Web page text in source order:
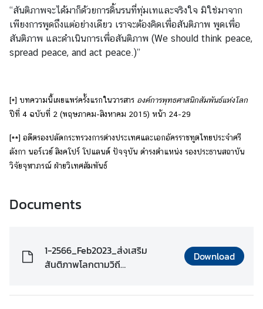
“สันติภาพจะได้มาก็ด้วยการดิ้นรนที่ทุ่มเทและจริงใจ มิใช่มาจาก
เพียงการพูดถึงแต่อย่างเดียว เราจะต้องคิดเพื่อสันติภาพ พูดเพื่อ
สันติภาพ และดำเนินการเพื่อสันติภาพ (We should think peace,
spread peace, and act peace.)”
[*] บทความนี้เผยแพร่ครั้งแรกในวารสาร องค์การพุทธศาสนิกสัมพันธ์แห่งโลก
ปีที่ 4 ฉบับที่ 2 (พฤษภาคม-สิงหาคม 2015) หน้า 24-29
[**] อดีตรองปลัดกระทรวงการต่างประเทศและเอกอัครราชทูตไทยประจำศรี
ลังกา นอร์เวย์ สิงคโปร์ โปแลนด์ ปัจจุบัน ดำรงตำแหน่ง รองประธานสถาบัน
วิจัยจุฬาภรณ์ ฝ่ายวิเทศสัมพันธ์
Documents
1-2566_Feb2023_ส่งเสริม
สันติภาพโลกตามวิถี
Download